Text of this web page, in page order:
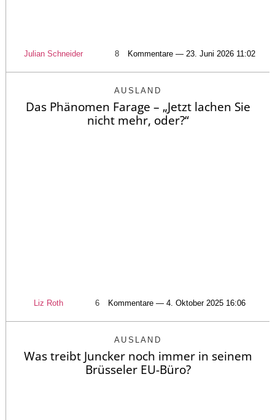
Julian Schneider 8 Kommentare — 23. Juni 2026 11:02
AUSLAND
Das Phänomen Farage – „Jetzt lachen Sie
nicht mehr, oder?“
Liz Roth 6 Kommentare — 4. Oktober 2025 16:06
AUSLAND
Was treibt Juncker noch immer in seinem
Brüsseler EU-Büro?